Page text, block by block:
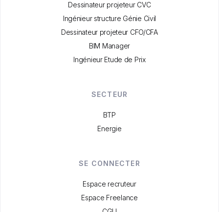
Dessinateur projeteur CVC
Ingénieur structure Génie Civil
Dessinateur projeteur CFO/CFA
BIM Manager
Ingénieur Etude de Prix
SECTEUR
BTP
Energie
SE CONNECTER
Espace recruteur
Espace Freelance